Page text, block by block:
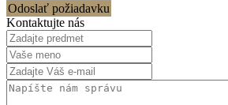
Odoslať požiadavku
Kontaktujte nás